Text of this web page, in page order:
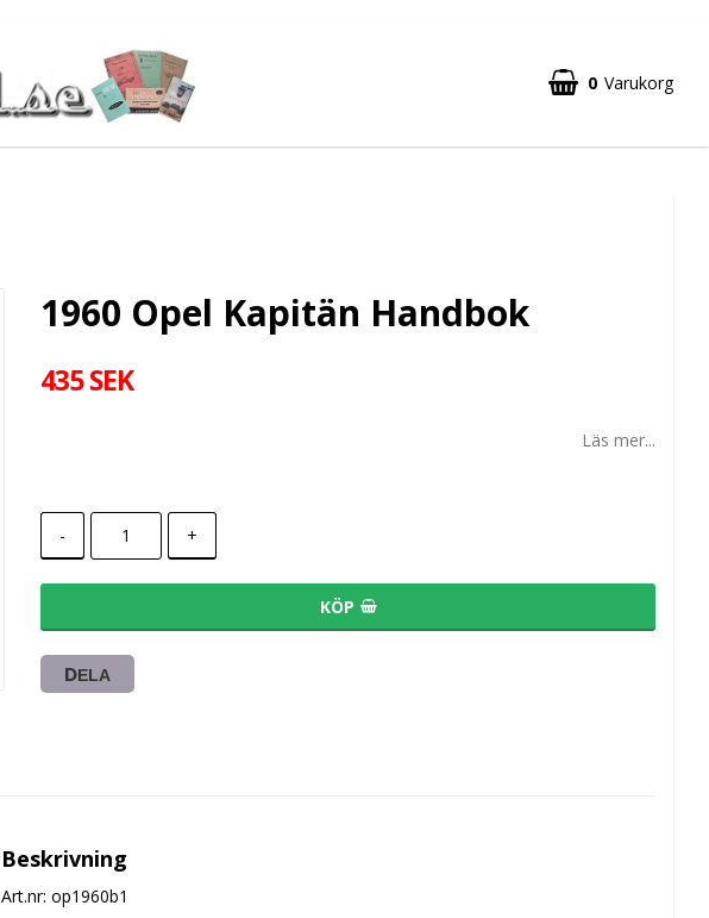
0 Varukorg
1960 Opel Kapitän Handbok
435 SEK
Läs mer...
- +
KÖP
DELA
Beskrivning
Art.nr: op1960b1